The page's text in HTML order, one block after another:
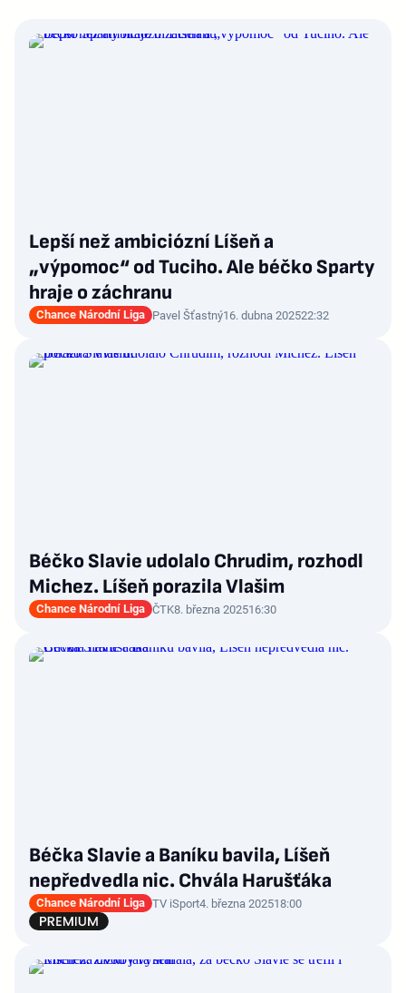
Lepší než ambiciózní Líšeň a
„výpomoc“ od Tuciho. Ale béčko Sparty
hraje o záchranu
Chance Národní Liga Pavel Šťastný16. dubna 202522:32
Béčko Slavie udolalo Chrudim, rozhodl
Michez. Líšeň porazila Vlašim
Chance Národní Liga ČTK8. března 202516:30
Béčka Slavie a Baníku bavila, Líšeň
nepředvedla nic. Chvála Harušťáka
Chance Národní Liga TV iSport4. března 202518:00